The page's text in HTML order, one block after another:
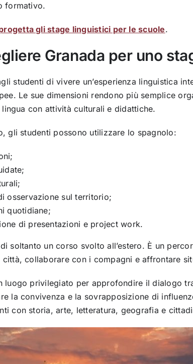
formativo.
gli stage linguistici per le scuole.
Granada per uno
studenti di vivere un’esperienza linguistica
Le sue dimensioni rendono più semplice
con attività culturali e didattiche.
gli studenti possono utilizzare lo spagnolo:
osservazione sul territorio;
quotidiane;
di presentazioni e project work.
soltanto un corso svolto all’estero. È un
collaborare con i compagni e affrontare
luogo privilegiato per approfondire il dialogo
la convivenza e la sovrapposizione di
con storia, arte, letteratura, geografia e